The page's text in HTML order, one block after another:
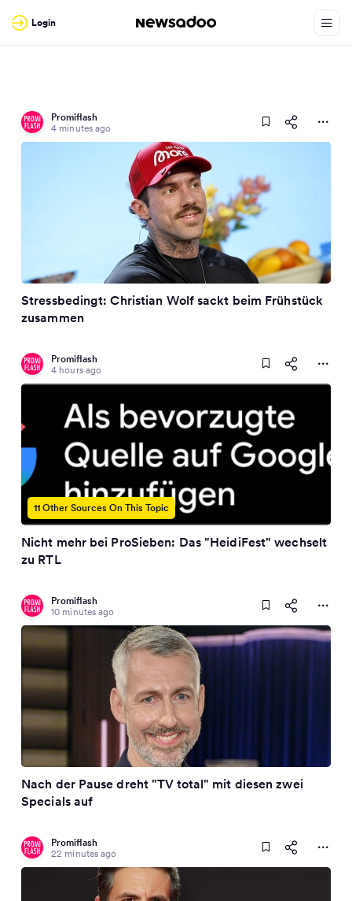
Login
Promiflash
4 minutes ago
Stressbedingt: Christian Wolf sackt beim Frühstück
zusammen
Promiflash
4 hours ago
11 Other Sources On This Topic
Nicht mehr bei ProSieben: Das "HeidiFest" wechselt
zu RTL
Promiflash
10 minutes ago
Nach der Pause dreht "TV total" mit diesen zwei
Specials auf
Promiflash
22 minutes ago